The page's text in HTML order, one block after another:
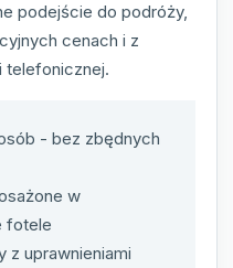
podejście do podróży,
cenach i z
telefonicznej.
- bez zbędnych
w
fotele
z uprawnieniami